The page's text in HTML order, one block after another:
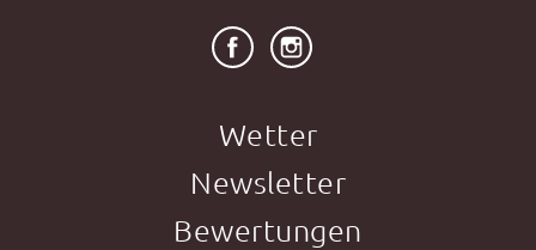
Wetter
Newsletter
Bewertungen